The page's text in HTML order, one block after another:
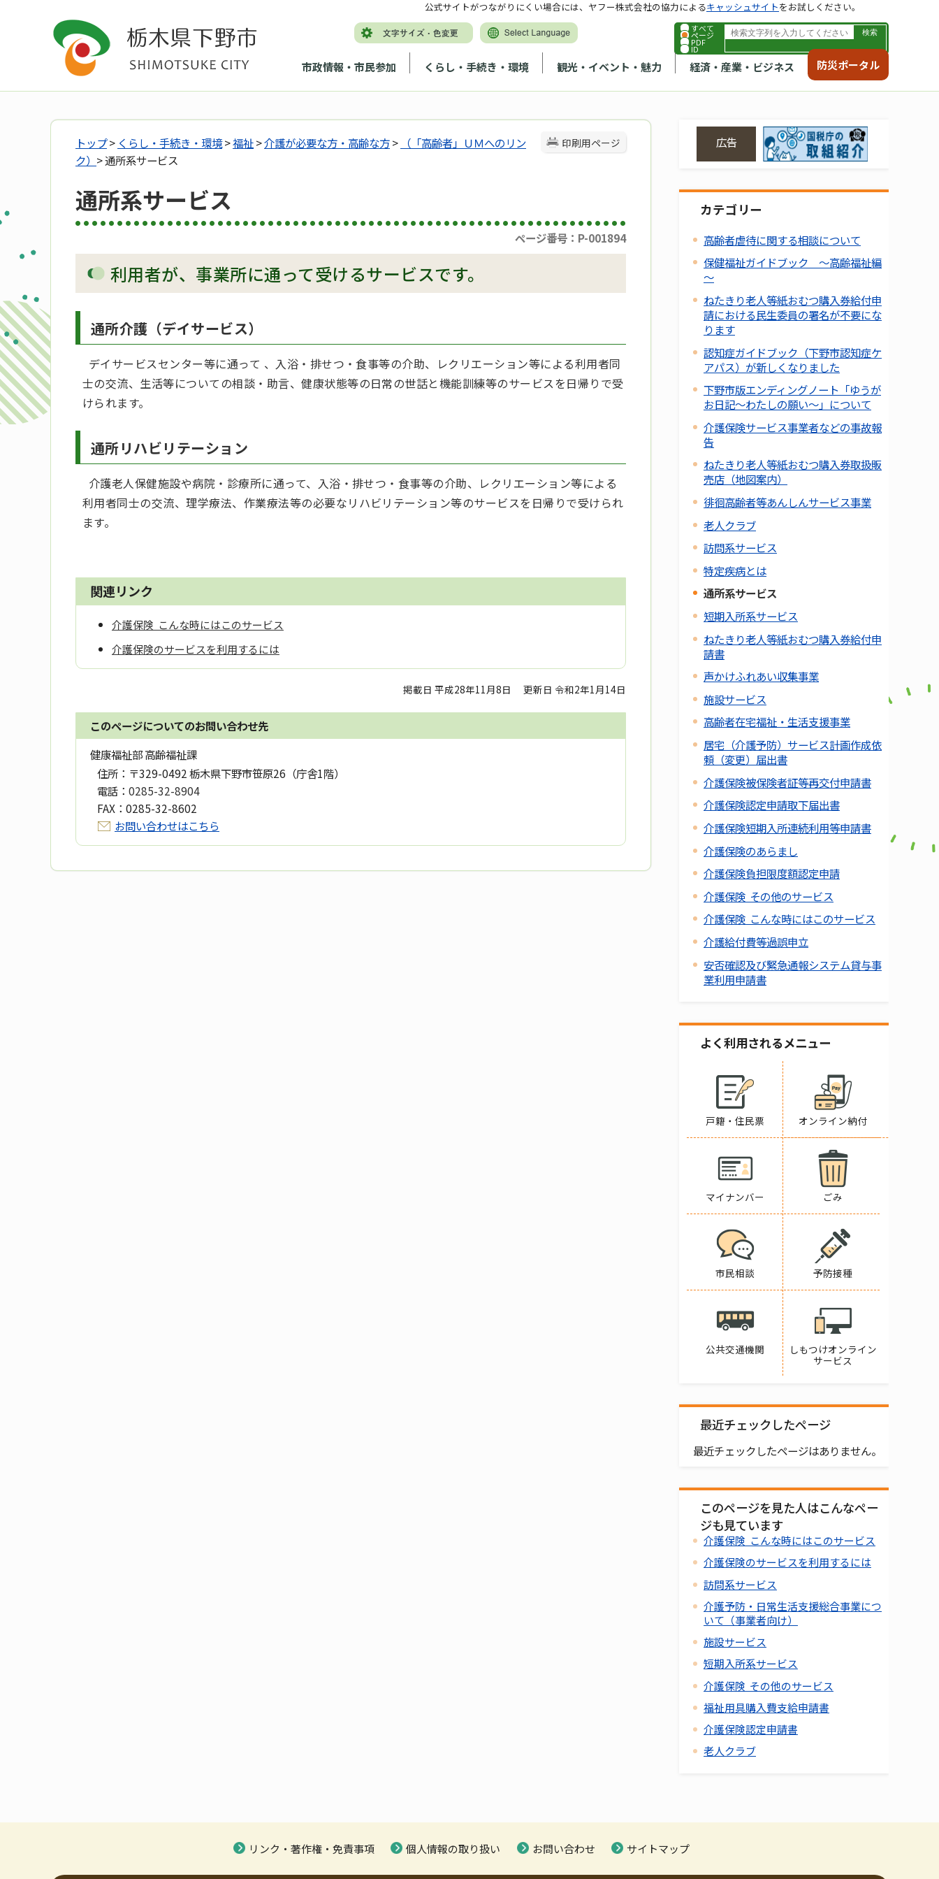
すべて
ページ
PDF
ID
市政情報・市民参加 くらし・手続き・環境 観光・イベント・魅力 経済・産業・ビジネス 防災ポータル
公式サイトがつながりにくい場合には、ヤフー株式会社の協力によるキャッシュサイトをお試しください。
印刷用ページ
トップ> くらし・手続き・環境>福祉>介護が必要な方・高齢な方> （「高齢者」ＵＭへのリン
ク） > 通所系サービス
通所系サービス
ページ番号：P-001894
利用者が、事業所に通って受けるサービスです。
通所介護（デイサービス）
デイサービスセンター等に通って 、入浴・排せつ・食事等の介助、レクリエーション等による利用者同
士の交流、生活等についての相談・助言、健康状態等の日常の世話と機能訓練等のサービスを日帰りで受
けられます。
通所リハビリテーション
介護老人保健施設や病院・診療所に通って、入浴・排せつ・食事等の介助、レクリエーション等による
利用者同士の交流、理学療法、作業療法等の必要なリハビリテーション等のサービスを日帰りで受けられ
ます。
関連リンク
介護保険 こんな時にはこのサービス
介護保険のサービスを利用するには
掲載日 平成28年11月8日 更新日 令和2年1月14日
このページについてのお問い合わせ先
健康福祉部 高齢福祉課
住所： 〒329-0492 栃木県下野市笹原26（庁舎1階）
電話： 0285-32-8904
FAX： 0285-32-8602
お問い合わせはこちら
広告
カテゴリー
高齢者虐待に関する相談について
保健福祉ガイドブック ～高齢福祉編
～
ねたきり老人等紙おむつ購入券給付申
請における民生委員の署名が不要にな
ります
認知症ガイドブック（下野市認知症ケ
アパス）が新しくなりました
下野市版エンディングノート「ゆうが
お日記～わたしの願い～」について
介護保険サービス事業者などの事故報
告
ねたきり老人等紙おむつ購入券取扱販
売店（地図案内）
徘徊高齢者等あんしんサービス事業
老人クラブ
訪問系サービス
特定疾病とは
通所系サービス
短期入所系サービス
ねたきり老人等紙おむつ購入券給付申
請書
声かけふれあい収集事業
施設サービス
高齢者在宅福祉・生活支援事業
居宅（介護予防）サービス計画作成依
頼（変更）届出書
介護保険被保険者証等再交付申請書
介護保険認定申請取下届出書
介護保険短期入所連続利用等申請書
介護保険のあらまし
介護保険負担限度額認定申請
介護保険 その他のサービス
介護保険 こんな時にはこのサービス
介護給付費等過誤申立
安否確認及び緊急通報システム貸与事
業利用申請書
よく利用されるメニュー
戸籍・住民票 オンライン納付
マイナンバー ごみ
市民相談 予防接種
公共交通機関
しもつけオンライン
サービス
最近チェックしたページ
最近チェックしたページはありません。
このページを見た人はこんなペー
ジも見ています
介護保険 こんな時にはこのサービス
介護保険のサービスを利用するには
訪問系サービス
介護予防・日常生活支援総合事業につ
いて（事業者向け）
施設サービス
短期入所系サービス
介護保険 その他のサービス
福祉用具購入費支給申請書
介護保険認定申請書
老人クラブ
リンク・著作権・免責事項 個人情報の取り扱い お問い合わせ サイトマップ